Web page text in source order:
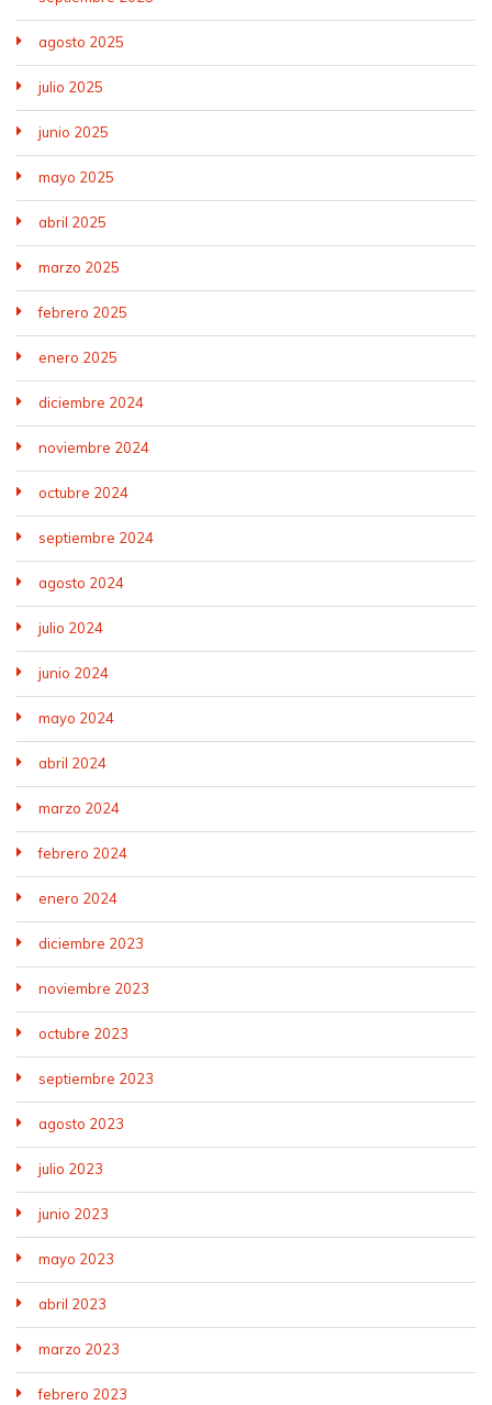
agosto 2025
julio 2025
junio 2025
mayo 2025
abril 2025
marzo 2025
febrero 2025
enero 2025
diciembre 2024
noviembre 2024
octubre 2024
septiembre 2024
agosto 2024
julio 2024
junio 2024
mayo 2024
abril 2024
marzo 2024
febrero 2024
enero 2024
diciembre 2023
noviembre 2023
octubre 2023
septiembre 2023
agosto 2023
julio 2023
junio 2023
mayo 2023
abril 2023
marzo 2023
febrero 2023